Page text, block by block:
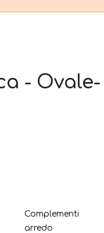
-
Complementi
arredo